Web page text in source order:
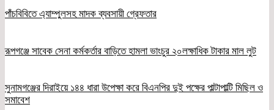
পাঁচবিবিতে এ্যাম্পুলসহ মাদক ব্যবসায়ী গ্রেফতার
রূপগঞ্জে সাবেক সেনা কর্মকর্তার বাড়িতে হামলা ভাংচুর ২০লক্ষাধিক টাকার মাল লুট
সুনামগঞ্জের দিরাইয়ে ১৪৪ ধারা উপেক্ষা করে বিএনপির দুই পক্ষের পাল্টাপাল্টি মিছিল ও
সমাবেশ